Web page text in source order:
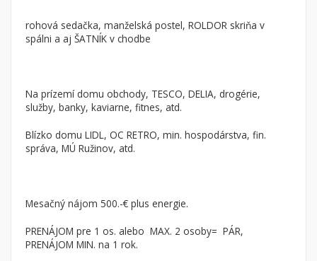
Zatvoriť vyhľadávanie
rohová sedačka, manželská postel, ROLDOR skriňa v
spálni a aj ŠATNÍK v chodbe
Na prízemí domu obchody, TESCO, DELIA, drogérie,
služby, banky, kaviarne, fitnes, atd.
Blízko domu LIDL, OC RETRO, min. hospodárstva, fin.
správa, MÚ Ružinov, atd.
Mesačný nájom 500.-€ plus energie.
PRENÁJOM pre 1 os. alebo MAX. 2 osoby= PÁR,
PRENÁJOM MIN. na 1 rok.